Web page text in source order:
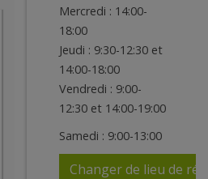
Mercredi : 14:00-
18:00
Jeudi : 9:30-12:30 et
14:00-18:00
Vendredi : 9:00-
12:30 et 14:00-19:00
Samedi : 9:00-13:00
Changer de lieu de